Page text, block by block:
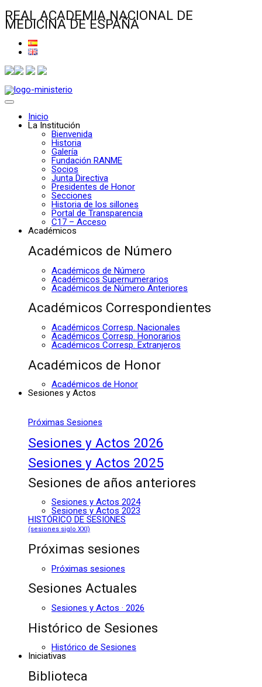
REAL ACADEMIA NACIONAL DE
MEDICINA DE ESPAÑA
Inicio
La Institución
Bienvenida
Historia
Galería
Fundación RANME
Socios
Junta Directiva
Presidentes de Honor
Secciones
Historia de los sillones
Portal de Transparencia
C17 – Acceso
Académicos
Académicos de Número
Académicos de Número
Académicos Supernumerarios
Académicos de Número Anteriores
Académicos Correspondientes
Académicos Corresp. Nacionales
Académicos Corresp. Honorarios
Académicos Corresp. Extranjeros
Académicos de Honor
Académicos de Honor
Sesiones y Actos
Próximas Sesiones
Sesiones y Actos 2026
Sesiones y Actos 2025
Sesiones de años anteriores
Sesiones y Actos 2024
Sesiones y Actos 2023
HISTÓRICO DE SESIONES
(sesiones siglo XXI)
Próximas sesiones
Próximas sesiones
Sesiones Actuales
Sesiones y Actos · 2026
Histórico de Sesiones
Histórico de Sesiones
Iniciativas
Biblioteca